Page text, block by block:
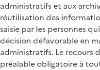
administratifs et aux
réutilisation des
saisie par les personnes
décision défavorable en
administratifs. Le recours
préalable obligatoire à